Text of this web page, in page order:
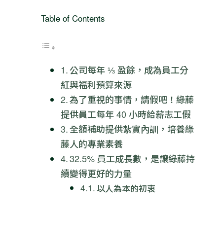
Table of Contents
公司每年 ⅓ 盈餘，成為員工分
紅與福利預算來源
為了重視的事情，請假吧！綠藤
提供員工每年 40 小時給薪志工假
全額補助提供紮實內訓，培養綠
藤人的專業素養
32.5% 員工成長數，是讓綠藤持
續變得更好的力量
以人為本的初衷